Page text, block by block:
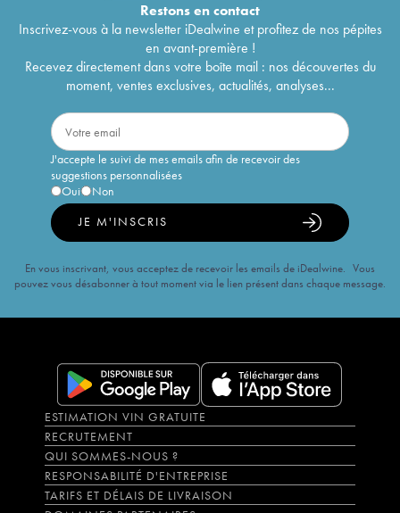
Restons encontact
Inscrivez-vous à la newsletter iDealwine et profitez de nos pépites
en avant-première !
Recevez directement dans votre boîte mail : nos découvertes du
moment, ventes exclusives, actualités, analyses...
J'accepte le suivi de mes emails afin de recevoir des
suggestions personnalisées
Oui
Non
JE M'INSCRIS
En vous inscrivant, vous acceptez de recevoir les emails de iDealwine. Vous
pouvez vous désabonner à tout moment via le lien présent dans chaque message.
ESTIMATION VIN GRATUITE
RECRUTEMENT
QUI SOMMES-NOUS ?
RESPONSABILITÉ D'ENTREPRISE
TARIFS ET DÉLAIS DE LIVRAISON